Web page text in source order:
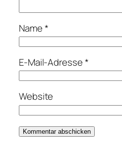
Name*
E-Mail-Adresse*
Website